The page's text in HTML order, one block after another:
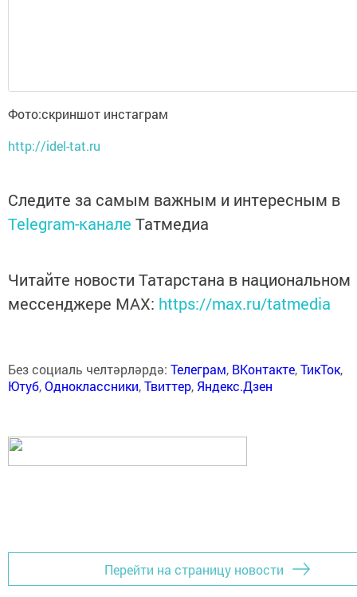
Фото:скриншот инстаграм
http://idel-tat.ru
Следите за самым важным и интересным в
Telegram-канале Татмедиа
Читайте новости Татарстана в национальном
мессенджере MАХ: https://max.ru/tatmedia
Без социаль челтәрләрдә: Телеграм, ВКонтакте,ТикТок,
Ютуб,Одноклассники,Твиттер, Яндекс.Дзен
Перейти на страницу новости